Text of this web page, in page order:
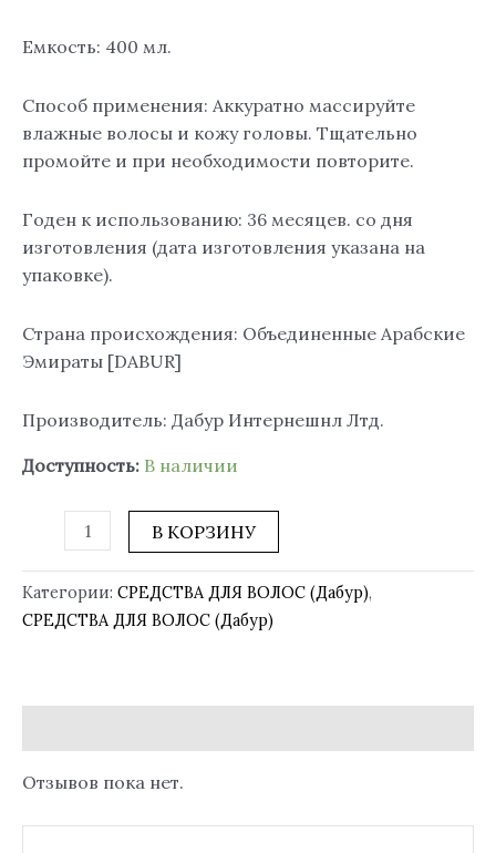
Емкость: 400 мл.
Способ применения: Аккуратно массируйте
влажные волосы и кожу головы. Тщательно
промойте и при необходимости повторите.
Годен к использованию: 36 месяцев. со дня
изготовления (дата изготовления указана на
упаковке).
Страна происхождения: Объединенные Арабские
Эмираты [DABUR]
Производитель: Дабур Интернешнл Лтд.
Доступность: В наличии
В КОРЗИНУ
Категории: СРЕДСТВА ДЛЯ ВОЛОС (Дабур),
СРЕДСТВА ДЛЯ ВОЛОС (Дабур)
Отзывов пока нет.